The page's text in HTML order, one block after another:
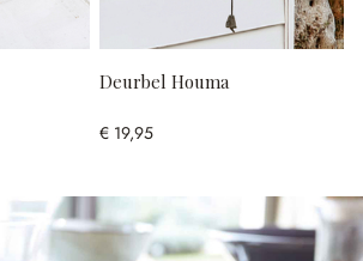
Deurbel Houma
€ 19,95